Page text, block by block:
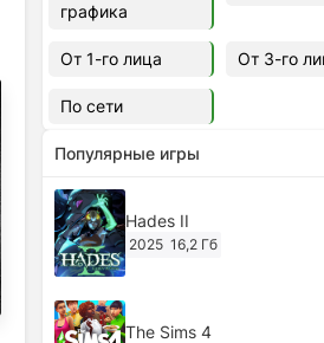
графика
От 1-го лица От 3-го
По сети
Популярные игры
Hades II
2025 16,2 Гб
The Sims 4